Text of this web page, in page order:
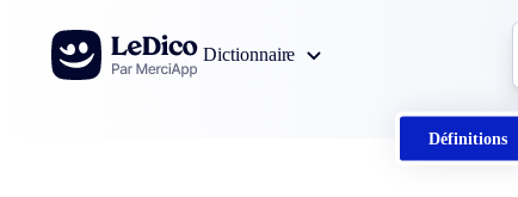
Aller au contenu
Dictionnaire
Définitions